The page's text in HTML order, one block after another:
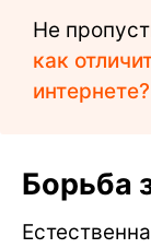
Не
как
интернете?
Борьба